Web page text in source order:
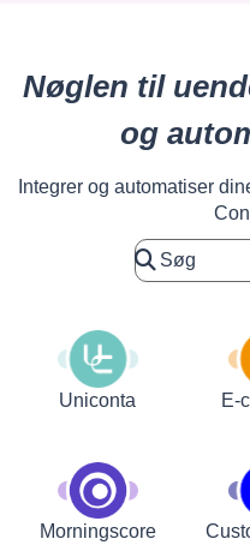
Nøglen til
og
Integrer og automatiser
Uniconta E-
Morningscore